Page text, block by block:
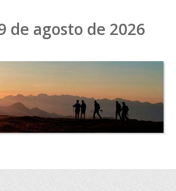
de agosto de 2026